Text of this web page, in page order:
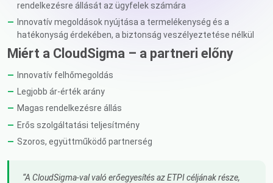
rendelkezésre állását az ügyfelek számára
Innovatív megoldások nyújtása a termelékenység és a
hatékonyság érdekében, a biztonság veszélyeztetése nélkül
Miért a CloudSigma – a partneri előny
Innovatív felhőmegoldás
Legjobb ár-érték arány
Magas rendelkezésre állás
Erős szolgáltatási teljesítmény
Szoros, együttműködő partnerség
A CloudSigma-val való erőegyesítés az ETPI céljának része,